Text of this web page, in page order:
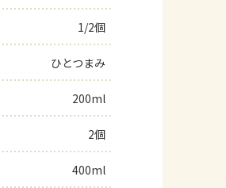
1/2個
ひとつまみ
200ml
2個
400ml